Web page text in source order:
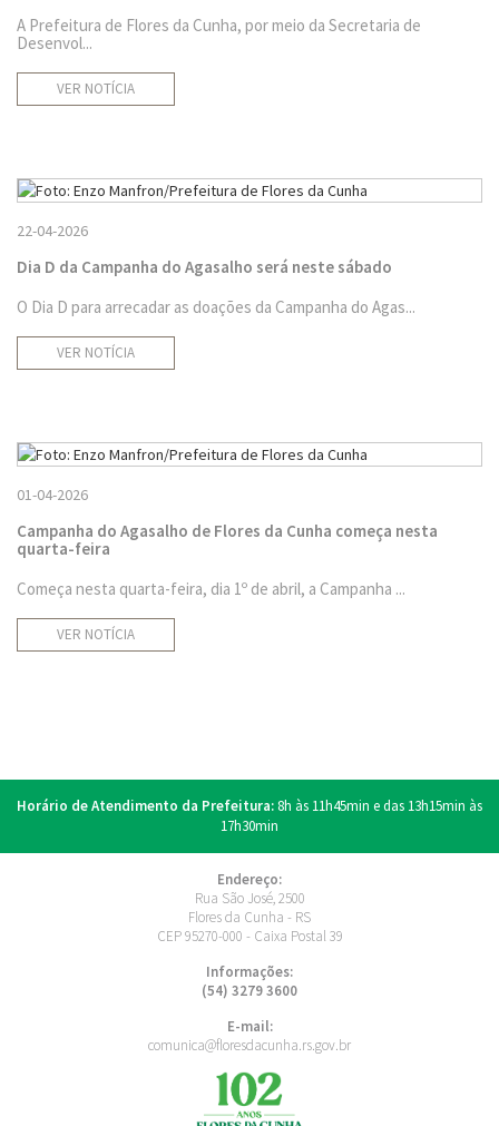
A Prefeitura de Flores da Cunha, por meio da Secretaria de
Desenvol...
VER NOTÍCIA
22-04-2026
Dia D da Campanha do Agasalho será neste sábado
O Dia D para arrecadar as doações da Campanha do Agas...
VER NOTÍCIA
01-04-2026
Campanha do Agasalho de Flores da Cunha começa nesta
quarta-feira
Começa nesta quarta-feira, dia 1º de abril, a Campanha ...
VER NOTÍCIA
Horário de Atendimento da Prefeitura:8h às 11h45min e das 13h15min às
17h30min
Endereço:
Rua São José, 2500
Flores da Cunha - RS
CEP 95270-000 - Caixa Postal 39
Informações:
(54) 3279 3600
E-mail:
comunica@floresdacunha.rs.gov.br